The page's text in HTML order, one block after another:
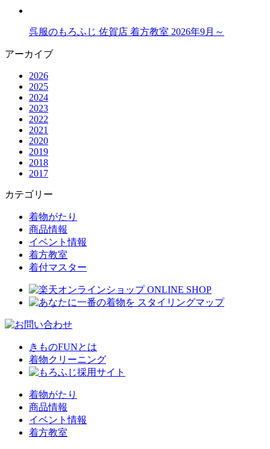
呉服のもろふじ 佐賀店 着方教室 2026年9月～
アーカイブ
2026
2025
2024
2023
2022
2021
2020
2019
2018
2017
カテゴリー
着物がたり
商品情報
イベント情報
着方教室
着付マスター
きものFUNとは
着物クリーニング
着物がたり
商品情報
イベント情報
着方教室